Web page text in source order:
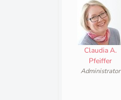
Claudia A.
Pfeiffer
Administrator